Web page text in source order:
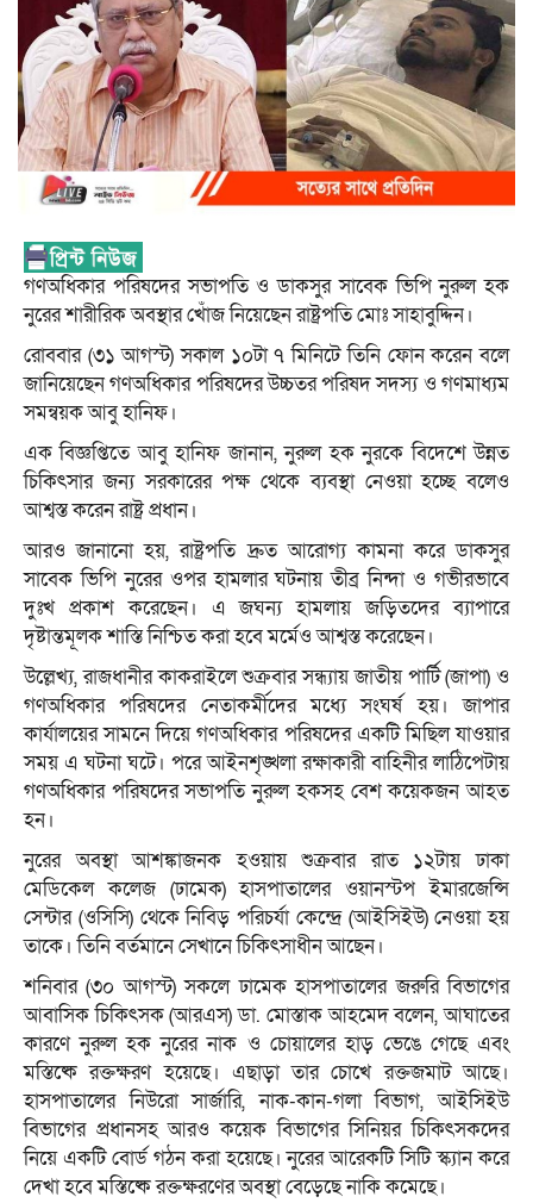
গণঅধিকার পরিষদের সভাপতি ও ডাকসুর সাবেক ভিপি নুরুল হক
নুরের শারীরিক অবস্থার খোঁজ নিয়েছেন রাষ্ট্রপতি মোঃ সাহাবুদ্দিন।
রোববার (৩১ আগস্ট) সকাল ১০টা ৭ মিনিটে তিনি ফোন করেন বলে
জানিয়েছেন গণঅধিকার পরিষদের উচ্চতর পরিষদ সদস্য ও গণমাধ্যম
সমন্বয়ক আবু হানিফ।
এক বিজ্ঞপ্তিতে আবু হানিফ জানান, নুরুল হক নুরকে বিদেশে উন্নত
চিকিৎসার জন্য সরকারের পক্ষ থেকে ব্যবস্থা নেওয়া হচ্ছে বলেও
আশ্বস্ত করেন রাষ্ট্র প্রধান।
আরও জানানো হয়, রাষ্ট্রপতি দ্রুত আরোগ্য কামনা করে ডাকসুর
সাবেক ভিপি নুরের ওপর হামলার ঘটনায় তীব্র নিন্দা ও গভীরভাবে
দুঃখ প্রকাশ করেছেন। এ জঘন্য হামলায় জড়িতদের ব্যাপারে
দৃষ্টান্তমূলক শাস্তি নিশ্চিত করা হবে মর্মেও আশ্বস্ত করেছেন।
উল্লেখ্য, রাজধানীর কাকরাইলে শুক্রবার সন্ধ্যায় জাতীয় পার্টি (জাপা) ও
গণঅধিকার পরিষদের নেতাকর্মীদের মধ্যে সংঘর্ষ হয়। জাপার
কার্যালয়ের সামনে দিয়ে গণঅধিকার পরিষদের একটি মিছিল যাওয়ার
সময় এ ঘটনা ঘটে। পরে আইনশৃঙ্খলা রক্ষাকারী বাহিনীর লাঠিপেটায়
গণঅধিকার পরিষদের সভাপতি নুরুল হকসহ বেশ কয়েকজন আহত
হন।
নুরের অবস্থা আশঙ্কাজনক হওয়ায় শুক্রবার রাত ১২টায় ঢাকা
মেডিকেল কলেজ (ঢামেক) হাসপাতালের ওয়ানস্টপ ইমারজেন্সি
সেন্টার (ওসিসি) থেকে নিবিড় পরিচর্যা কেন্দ্রে (আইসিইউ) নেওয়া হয়
তাকে। তিনি বর্তমানে সেখানে চিকিৎসাধীন আছেন।
শনিবার (৩০ আগস্ট) সকলে ঢামেক হাসপাতালের জরুরি বিভাগের
আবাসিক চিকিৎসক (আরএস) ডা. মোস্তাক আহমেদ বলেন, আঘাতের
কারণে নুরুল হক নুরের নাক ও চোয়ালের হাড় ভেঙে গেছে এবং
মস্তিষ্কে রক্তক্ষরণ হয়েছে। এছাড়া তার চোখে রক্তজমাট আছে।
হাসপাতালের নিউরো সার্জারি, নাক-কান-গলা বিভাগ, আইসিইউ
বিভাগের প্রধানসহ আরও কয়েক বিভাগের সিনিয়র চিকিৎসকদের
নিয়ে একটি বোর্ড গঠন করা হয়েছে। নুরের আরেকটি সিটি স্ক্যান করে
দেখা হবে মস্তিষ্কে রক্তক্ষরণের অবস্থা বেড়েছে নাকি কমেছে।